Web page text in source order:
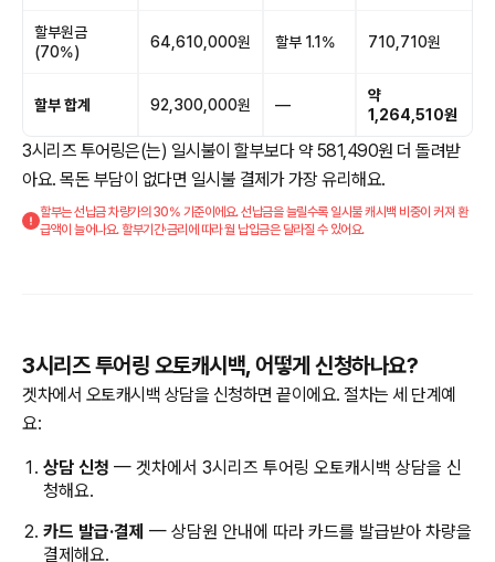
할부원금
(70%)
64,610,000원 할부 1.1% 710,710원
할부 합계 92,300,000원 —
약
1,264,510원
3시리즈 투어링은(는) 일시불이 할부보다 약 581,490원 더 돌려받
아요. 목돈 부담이 없다면 일시불 결제가 가장 유리해요.
할부는 선납금 차량가의 30% 기준이에요. 선납금을 늘릴수록 일시불 캐시백 비중이 커져 환
급액이 늘어나요. 할부기간·금리에 따라 월 납입금은 달라질 수 있어요.
3시리즈 투어링 오토캐시백, 어떻게 신청하나요?
겟차에서 오토캐시백 상담을 신청하면 끝이에요. 절차는 세 단계예
요:
상담 신청 — 겟차에서 3시리즈 투어링 오토캐시백 상담을 신
청해요.
카드 발급·결제 — 상담원 안내에 따라 카드를 발급받아 차량을
결제해요.